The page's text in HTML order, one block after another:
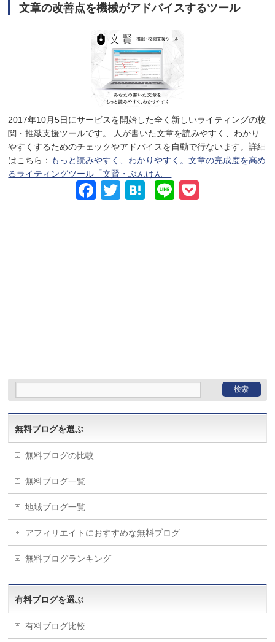
文章の改善点を機械がアドバイスするツール
2017年10月5日にサービスを開始した全く新しいライティングの校
閲・推敲支援ツールです。 人が書いた文章を読みやすく、わかり
やすくするためのチェックやアドバイスを自動で行ないます。詳細
はこちら： もっと読みやすく、わかりやすく。文章の完成度を高め
るライティングツール「文賢・ぶんけん」
Facebook
Twitter
Hatena
LinePocket
無料ブログを選ぶ
無料ブログの比較
無料ブログ一覧
地域ブログ一覧
アフィリエイトにおすすめな無料ブログ
無料ブログランキング
有料ブログを選ぶ
有料ブログ比較